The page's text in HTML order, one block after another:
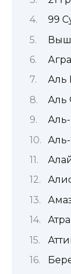
99
Аль
Аль